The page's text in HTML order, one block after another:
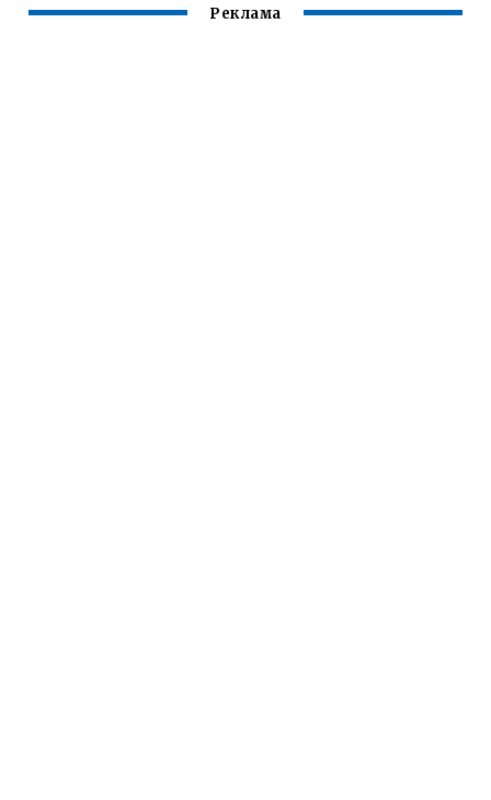
Реклама